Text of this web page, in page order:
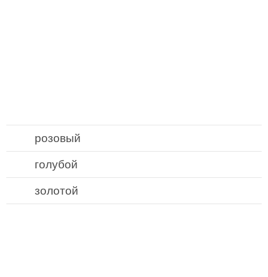
розовый
голубой
золотой